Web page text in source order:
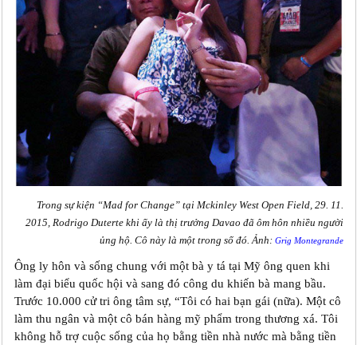
Trong sự kiện “Mad for Change” tại Mckinley West Open Field, 29. 11.
2015, Rodrigo Duterte khi ấy là thị trưởng Davao đã ôm hôn nhiều người
ủng hộ. Cô này là một trong số đó. Ảnh: Grig Montegrande
Ông ly hôn và sống chung với một bà y tá tại Mỹ ông quen khi
làm đại biểu quốc hội và sang đó công du khiến bà mang bầu.
Trước 10.000 cử tri ông tâm sự, “Tôi có hai bạn gái (nữa). Một cô
làm thu ngân và một cô bán hàng mỹ phẩm trong thương xá. Tôi
không hỗ trợ cuộc sống của họ bằng tiền nhà nước mà bằng tiền